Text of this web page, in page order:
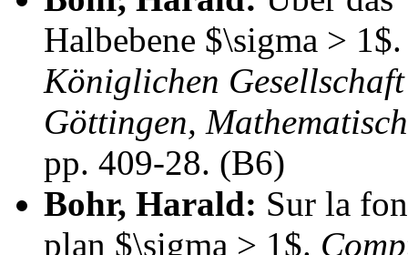
Halbebene $\sigma >
Königlichen
Göttingen,
pp. 409-28. (B6)
Bohr, Harald: Sur la
plan $\sigma > 1$.